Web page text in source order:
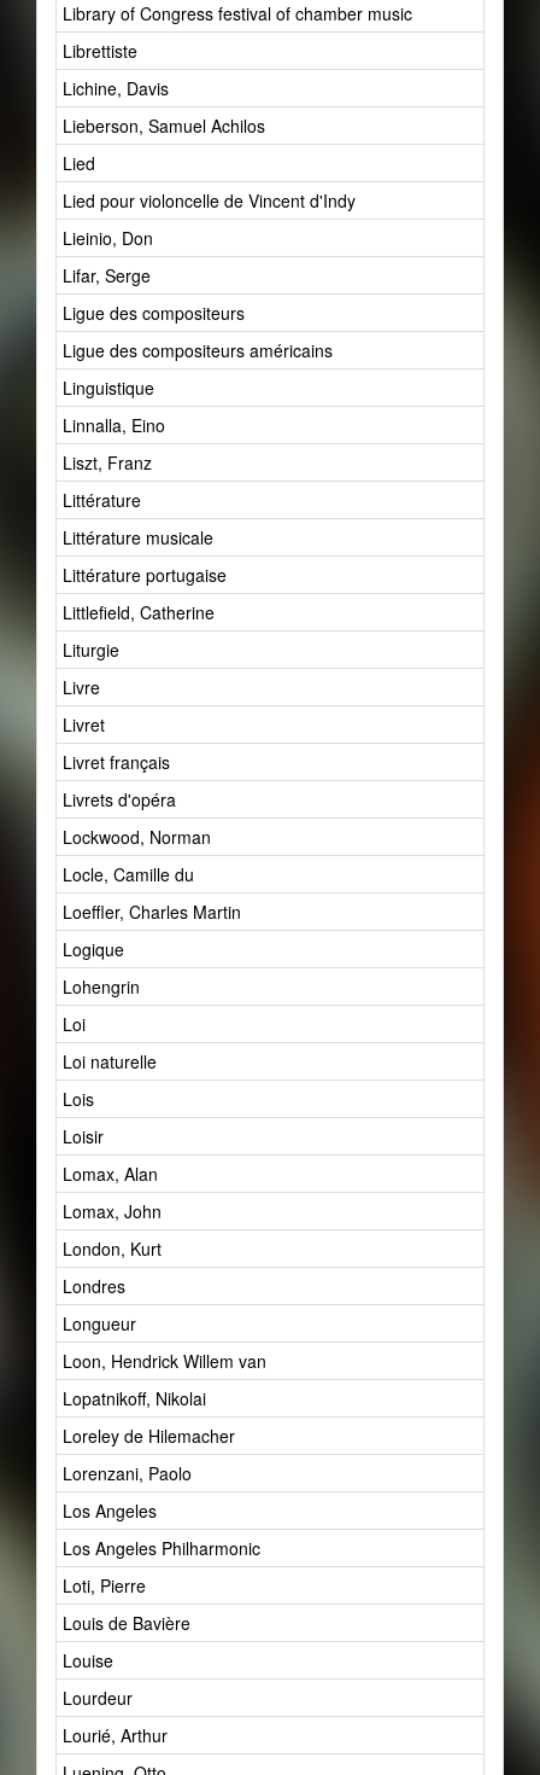
Library of Congress festival of chamber music
Librettiste
Lichine, Davis
Lieberson, Samuel Achilos
Lied
Lied pour violoncelle de Vincent d'Indy
Lieinio, Don
Lifar, Serge
Ligue des compositeurs
Ligue des compositeurs américains
Linguistique
Linnalla, Eino
Liszt, Franz
Littérature
Littérature musicale
Littérature portugaise
Littlefield, Catherine
Liturgie
Livre
Livret
Livret français
Livrets d'opéra
Lockwood, Norman
Locle, Camille du
Loeffler, Charles Martin
Logique
Lohengrin
Loi
Loi naturelle
Lois
Loisir
Lomax, Alan
Lomax, John
London, Kurt
Londres
Longueur
Loon, Hendrick Willem van
Lopatnikoff, Nikolai
Loreley de Hilemacher
Lorenzani, Paolo
Los Angeles
Los Angeles Philharmonic
Loti, Pierre
Louis de Bavière
Louise
Lourdeur
Lourié, Arthur